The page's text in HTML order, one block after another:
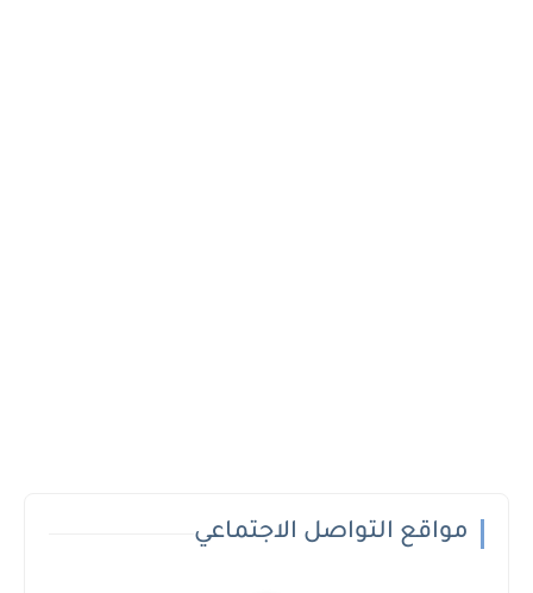
مواقع التواصل الاجتماعي